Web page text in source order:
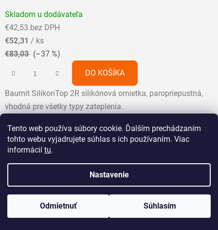
Tento web používa súbory cookie. Ďalším prechádzaním
tohto webu vyjadrujete súhlas s ich používaním. Viac
informácií tu.
Nastavenie
Odmietnuť Súhlasím
hodnotenie
produktu
je
5,0
hviezdičiek.
Skladom u dodávateľa
€42,53 bez DPH
€52,31 / ks
€83,03 (–37 %)
DO KOŠÍKA
Baumit SilikonTop 2R silikónová omietka, paropriepustná,
vhodná pre všetky typy zateplenia.